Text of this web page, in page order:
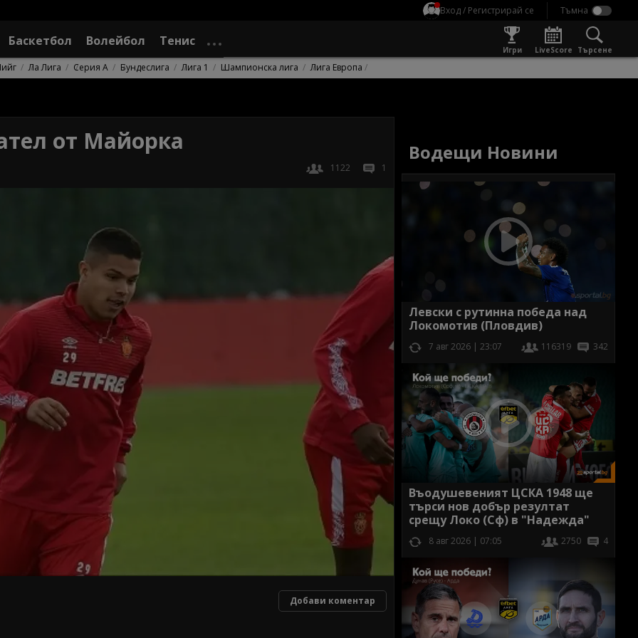
Вход / Регистрирай се
Баскетбол Волейбол Тенис
Игри LiveScore Търсене
Ла Лига Серия А Бундеслига Лига 1 Шампионска лига Лига Европа
от Майорка
1122 1
Добави коментар
Водещи Новини
Левски с рутинна победа над
Локомотив (Пловдив)
7 авг 2026 | 23:07 116319 342
Въодушевеният ЦСКА 1948 ще
търси нов добър резултат
срещу Локо (Сф) в "Надежда"
8 авг 2026 | 07:05 2750 4